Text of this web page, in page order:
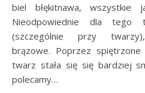
biel błękitnawa, wszystkie
Nieodpowiednie dla
(szczególnie przy
brązowe. Poprzez spiętrzone
twarz stała się się bardziej
polecamy…